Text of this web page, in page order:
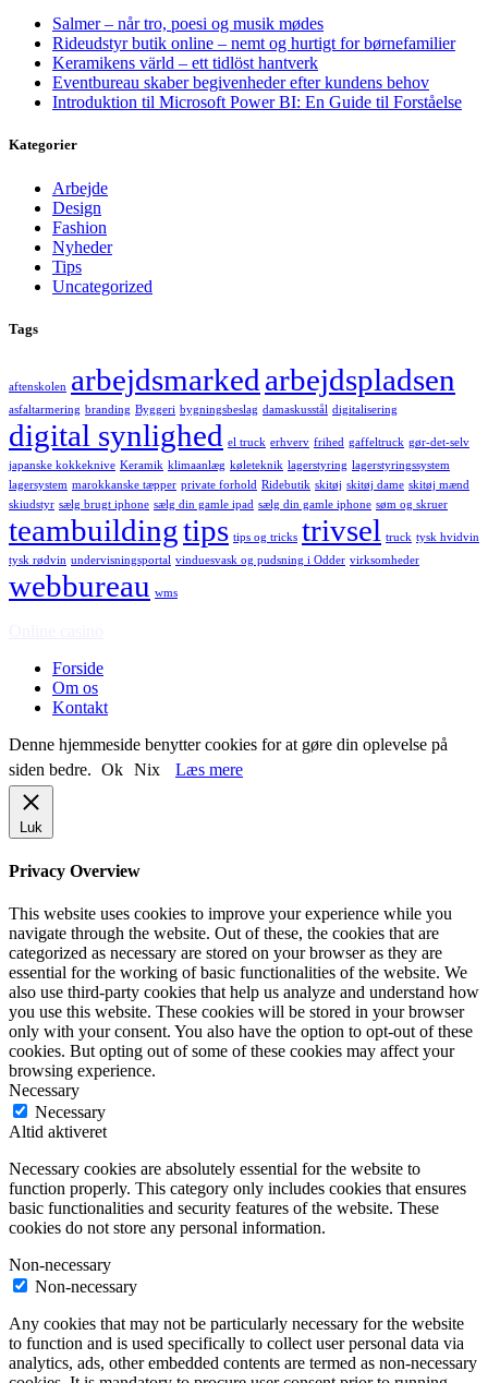
Salmer – når tro, poesi og musik mødes
Rideudstyr butik online – nemt og hurtigt for børnefamilier
Keramikens värld – ett tidlöst hantverk
Eventbureau skaber begivenheder efter kundens behov
Introduktion til Microsoft Power BI: En Guide til Forståelse
Kategorier
Arbejde
Design
Fashion
Nyheder
Tips
Uncategorized
Tags
aftenskolen arbejdsmarked arbejdspladsen
asfaltarmering branding Byggeri bygningsbeslag damaskusstål digitalisering
digital synlighed el truck erhverv frihed gaffeltruck gør-det-selv
japanske kokkeknive Keramik klimaanlæg køleteknik lagerstyring lagerstyringssystem
lagersystem marokkanske tæpper private forhold Ridebutik skitøj skitøj dame skitøj mænd
skiudstyr sælg brugt iphone sælg din gamle ipad sælg din gamle iphone søm og skruer
teambuildingtips tips og tricks trivsel truck tysk hvidvin
tysk rødvin undervisningsportal vinduesvask og pudsning i Odder virksomheder
webbureau wms
Forside
Om os
Kontakt
Denne hjemmeside benytter cookies for at gøre din oplevelse på
siden bedre. Ok Nix Læs mere
Luk
Privacy Overview
This website uses cookies to improve your experience while you
navigate through the website. Out of these, the cookies that are
categorized as necessary are stored on your browser as they are
essential for the working of basic functionalities of the website. We
also use third-party cookies that help us analyze and understand how
you use this website. These cookies will be stored in your browser
only with your consent. You also have the option to opt-out of these
cookies. But opting out of some of these cookies may affect your
browsing experience.
Necessary
Necessary
Altid aktiveret
Necessary cookies are absolutely essential for the website to
function properly. This category only includes cookies that ensures
basic functionalities and security features of the website. These
cookies do not store any personal information.
Non-necessary
Non-necessary
Any cookies that may not be particularly necessary for the website
to function and is used specifically to collect user personal data via
analytics, ads, other embedded contents are termed as non-necessary